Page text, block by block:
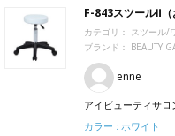
F-843スツールⅡ
カテゴリ： スツール/
ブランド： BEAUTY
enne
アイビューティサロ
カラー : ホワイト